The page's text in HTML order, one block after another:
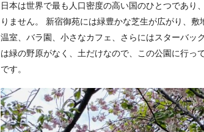
日本は世界で最も人口密度の高い国のひとつであり
りません。 新宿御苑には緑豊かな芝生が広がり、敷
温室、バラ園、小さなカフェ、さらにはスターバッ
は緑の野原がなく、土だけなので、この公園に行っ
です。